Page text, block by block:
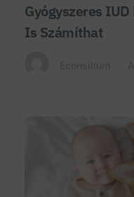
Gyógyszeres
Is Számíthat